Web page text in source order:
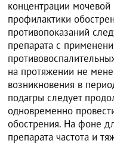
концентрации
профилактики
противопоказаний
препарата с
на протяжении не
возникновения в
подагры следует
одновременно
обострения. На фоне
препарата частота и